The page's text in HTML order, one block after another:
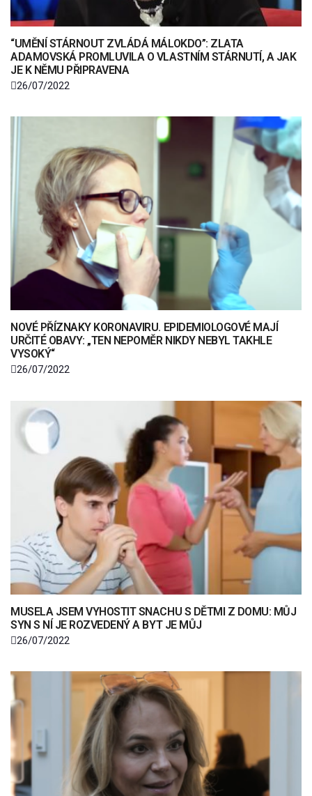
“UMĚNÍ STÁRNOUT ZVLÁDÁ MÁLOKDO”: ZLATA
ADAMOVSKÁ PROMLUVILA O VLASTNÍM STÁRNUTÍ, A JAK
JE K NĚMU PŘIPRAVENA
26/07/2022
NOVÉ PŘÍZNAKY KORONAVIRU. EPIDEMIOLOGOVÉ MAJÍ
URČITÉ OBAVY: „TEN NEPOMĚR NIKDY NEBYL TAKHLE
VYSOKÝ“
26/07/2022
MUSELA JSEM VYHOSTIT SNACHU S DĚTMI Z DOMU: MŮJ
SYN S NÍ JE ROZVEDENÝ A BYT JE MŮJ
26/07/2022